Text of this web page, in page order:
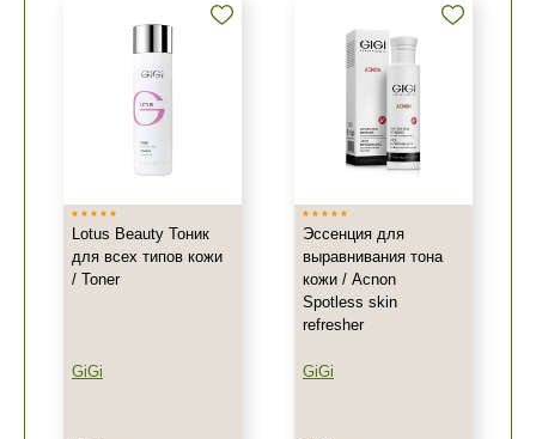
Lotus Beauty Тоник
для всех типов кожи
/ Toner
GiGi
Эссенция для
выравнивания тона
кожи / Acnon
Spotless skin
refresher
GiGi